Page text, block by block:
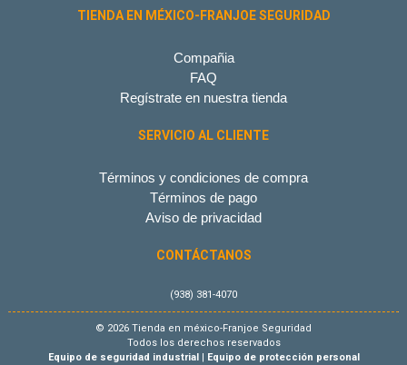
TIENDA EN MÉXICO-FRANJOE SEGURIDAD
Compañia
FAQ
Regístrate en nuestra tienda
SERVICIO AL CLIENTE
Términos y condiciones de compra
Términos de pago
Aviso de privacidad
CONTÁCTANOS
(938) 381-4070
© 2026 Tienda en méxico-Franjoe Seguridad
Todos los derechos reservados
Equipo de seguridad industrial
Equipo de protección personal